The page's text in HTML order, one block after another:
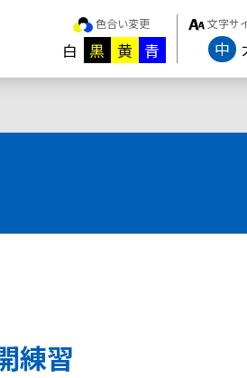
色合い変更
白 黒 黄 青
文字サ
中
練習